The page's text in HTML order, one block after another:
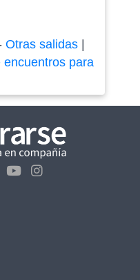
Otras salidas|
para